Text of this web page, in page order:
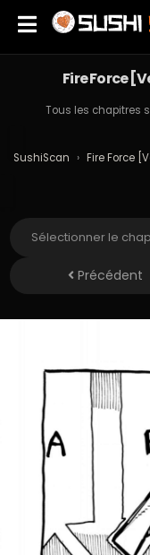
Fire Force
Tous les chapitres
SushiScan › Fire Force
Précédent